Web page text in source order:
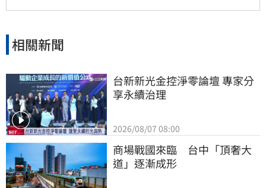
相關新聞
台新新光金控淨零論壇 專家分
享永續治理
2026/08/07 08:00
商場戰國來臨　台中「頂奢大
道」逐漸成形